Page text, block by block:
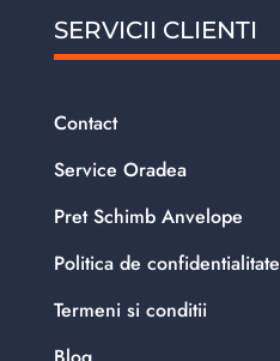
SERVICII CLIENTI
Contact
Service Oradea
Pret Schimb Anvelope
Politica de confidentialitate
Termeni si conditii